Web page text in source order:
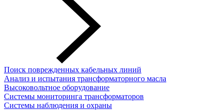
Поиск поврежденных кабельных линий
Анализ и испытания трансформаторного масла
Высоковольтное оборудование
Системы мониторинга трансформаторов
Системы наблюдения и охраны